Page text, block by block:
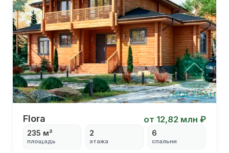
С патио
Flora
Flora от 12,82 млн ₽
235 м²
площадь
2
этажа
6
спальни